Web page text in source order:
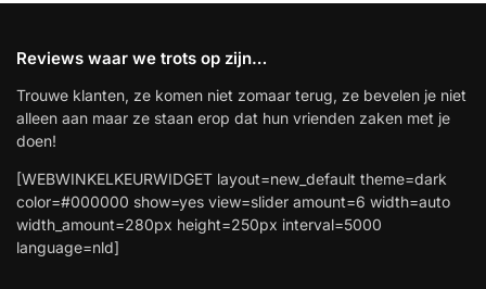
Reviews waar we trots op zijn…
Trouwe klanten, ze komen niet zomaar terug, ze bevelen je niet
alleen aan maar ze staan erop dat hun vrienden zaken met je
doen!
[WEBWINKELKEURWIDGET layout=new_default theme=dark
color=#000000 show=yes view=slider amount=6 width=auto
width_amount=280px height=250px interval=5000
language=nld]